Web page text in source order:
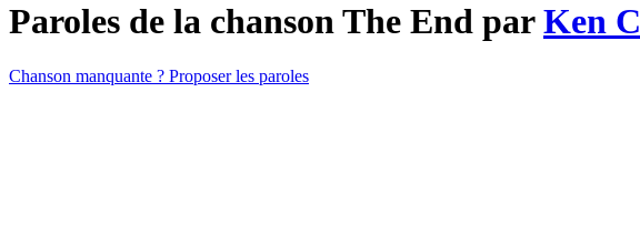
Paroles de la chanson The End parKen
Chanson manquante ? Proposer les paroles